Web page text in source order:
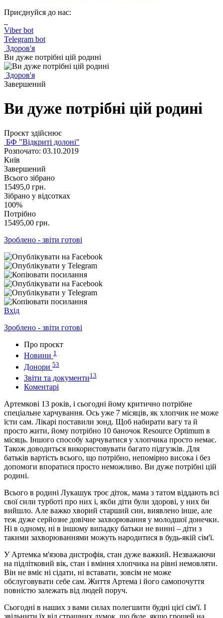
Приєднуйся до нас:
Viber bot
Telegram bot
Здоров'я
Ви дуже потрібні цій родині
Здоров'я
Завершений
Ви дуже потрібні цій родині
Проєкт здійснює
БФ "Відкриті долоні"
Розпочато: 03.10.2019
Київ
Завершений
Всього зібрано
15495,0 грн.
Зібрано у відсотках
100%
Потрібно
15495,00 грн.
Зроблено - звіти готові
Вхід
Зроблено - звіти готові
Про проєкт
Новини 1
Донори 53
Звіти та документи13
Коментарі
Артемкові 13 років, і сьогодні йому критично потрібне
спеціальне харчування. Ось уже 7 місяців, як хлопчик не може
їсти сам. Лікарі поставили зонд. Щоб набирати вагу та й
просто жити, йому потрібно 10 баночок Resource Optimum в
місяць. Іншого способу харчуватися у хлопчика просто немає.
Також доводиться використовувати багато підгузків. Для
батьків вартість всього, що потрібно, непомірно висока і без
допомоги впоратися просто неможливо. Ви дуже потрібні цій
родині.
Всього в родині Лукашук троє діток, мама з татом віддають всі
свої сили турботі про них і, якби діти були здорові, у них би
вийшло. Але важко хворий старший син, виявлено інше, але
теж дуже серйозне довічне захворювання у молодшої донечки.
Ні в одному, ні в іншому випадку батьки не винні – діти з
такими захворюваннями можуть народитися в будь-якій сім'ї.
У Артемка м'язова дистрофія, стан дуже важкий. Незважаючи
на підлітковий вік, стан і вміння хлопчика на рівні немовляти.
Він не вміє ні сідати, ні вставати, зовсім не може
обслуговувати себе сам. Життя Артема і його самопочуття
повністю залежать від людей поруч.
Сьогодні в наших з вами силах полегшити будні цієї сім'ї. І
звільнити їх від страшних думок, що буде, якщо грошей на